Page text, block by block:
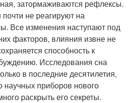
затормаживаются рефлексы.
не реагируют на
Все изменения наступают под
факторов, влияния извне не
способность к
Исследования сна
в последние десятилетия,
научных приборов нового
раскрыть его секреты.